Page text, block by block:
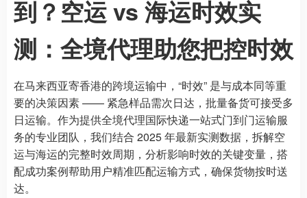
到？空运 vs 海运时效实
测：全境代理助您把控时效
在马来西亚寄香港的跨境运输中，“时效” 是与成本同等重
要的决策因素 —— 紧急样品需次日达，批量备货可接受多
日运输。作为提供全境代理国际快递一站式门到门运输服
务的专业团队，我们结合 2025 年最新实测数据，拆解空
运与海运的完整时效周期，分析影响时效的关键变量，搭
配成功案例帮助用户精准匹配运输方式，确保货物按时送
达。